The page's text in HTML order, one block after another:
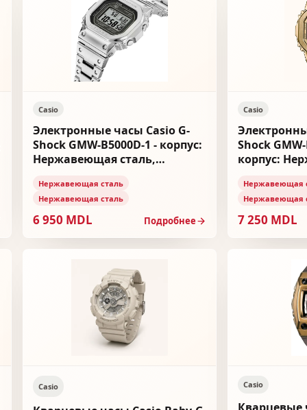
Casio
Электронные часы Casio G-
Shock GMW-B5000D-1 - корпус:
Нержавеющая сталь,
Нержавеющая сталь
Нержавеющая сталь
6 950 MDL Подробнее
Casio
Shock
корпус:
Нержавеющая
Нержавеющая
7 250 MDL
Casio Casio
Кварцевые